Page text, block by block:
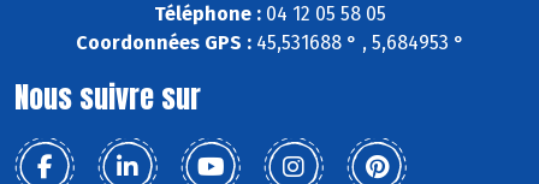
Téléphone :04 12 05 58 05
Coordonnées GPS :45,531688 ° , 5,684953 °
Nous suivre sur